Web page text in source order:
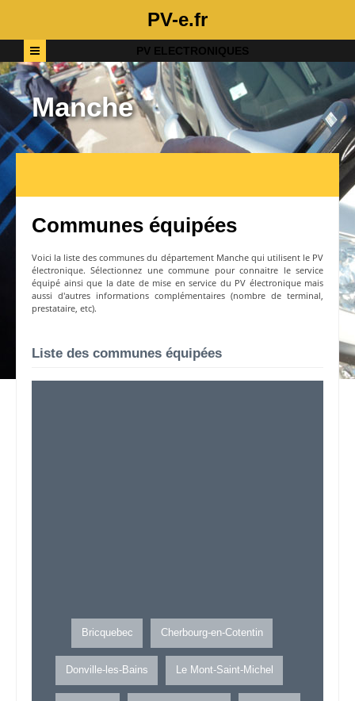
PV-e.fr
PV ELECTRONIQUES
Manche
Communes équipées
Voici la liste des communes du département Manchequi utilisent le PV
électronique. Sélectionnez une commune pour connaitre le service
équipé ainsi que la date de mise en service du PV électronique mais
aussi d'autres informations complémentaires (nombre de terminal,
prestataire, etc).
Liste des communes équipées
Bricquebec Cherbourg-en-Cotentin
Donville-les-Bains Le Mont-Saint-Michel